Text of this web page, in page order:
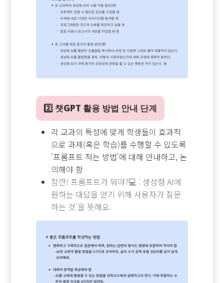
2️⃣ 챗GPT 활용 방법 안내 단계
각 교과의 특성에 맞게 학생들이 효과적
으로 과제(혹은 학습)를 수행할 수 있도록
'프롬프트 적는 방법'에 대해 안내하고, 논
의해야 함
잠깐! 프롬프트가 뭐야?💻 : 생성형 AI에
원하는 대답을 얻기 위해 사용자가 질문
하는 것'을 뜻해요.